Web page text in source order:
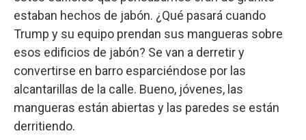
estaban hechos de jabón. ¿Qué pasará cuando
Trump y su equipo prendan sus mangueras sobre
esos edificios de jabón? Se van a derretir y
convertirse en barro esparciéndose por las
alcantarillas de la calle. Bueno, jóvenes, las
mangueras están abiertas y las paredes se están
derritiendo.